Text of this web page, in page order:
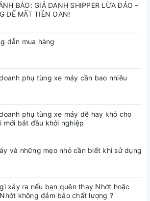
BÁO: GIẢ DANH SHIPPER LỪA ĐẢO –
ĐỂ MẤT TIỀN OAN!
dẫn mua hàng
phụ tùng xe máy cần bao nhiêu
phụ tùng xe máy dễ hay khó cho
mới bắt đầu khởi nghiệp
và những mẹo nhỏ cần biết khi sử dụng
xảy ra nếu bạn quên thay Nhớt hoặc
không đảm bảo chất lượng ?